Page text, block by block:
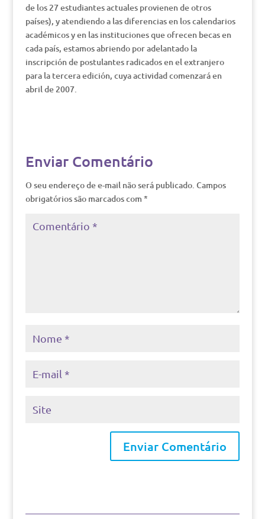
de los 27 estudiantes actuales provienen de otros
países), y atendiendo a las diferencias en los calendarios
académicos y en las instituciones que ofrecen becas en
cada país, estamos abriendo por adelantado la
inscripción de postulantes radicados en el extranjero
para la tercera edición, cuya actividad comenzará en
abril de 2007.
Enviar Comentário
O seu endereço de e-mail não será publicado. Campos
obrigatórios são marcados com *